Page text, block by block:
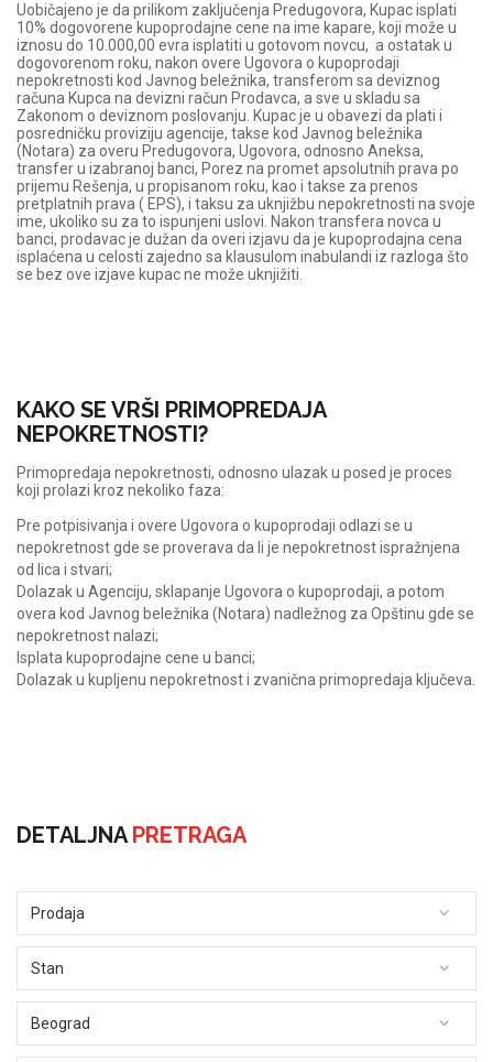
Uobičajeno je da prilikom zaključenja Predugovora, Kupac isplati
10% dogovorene kupoprodajne cene na ime kapare, koji može u
iznosu do 10.000,00 evra isplatiti u gotovom novcu, a ostatak u
dogovorenom roku, nakon overe Ugovora o kupoprodaji
nepokretnosti kod Javnog beležnika, transferom sa deviznog
računa Kupca na devizni račun Prodavca, a sve u skladu sa
Zakonom o deviznom poslovanju. Kupac je u obavezi da plati i
posredničku proviziju agencije, takse kod Javnog beležnika
(Notara) za overu Predugovora, Ugovora, odnosno Aneksa,
transfer u izabranoj banci, Porez na promet apsolutnih prava po
prijemu Rešenja, u propisanom roku, kao i takse za prenos
pretplatnih prava ( EPS), i taksu za uknjižbu nepokretnosti na svoje
ime, ukoliko su za to ispunjeni uslovi. Nakon transfera novca u
banci, prodavac je dužan da overi izjavu da je kupoprodajna cena
isplaćena u celosti zajedno sa klausulom inabulandi iz razloga što
se bez ove izjave kupac ne može uknjižiti.
KAKO SE VRŠI PRIMOPREDAJA
NEPOKRETNOSTI?
Primopredaja nepokretnosti, odnosno ulazak u posed je proces
koji prolazi kroz nekoliko faza:
Pre potpisivanja i overe Ugovora o kupoprodaji odlazi se u
nepokretnost gde se proverava da li je nepokretnost ispražnjena
od lica i stvari;
Dolazak u Agenciju, sklapanje Ugovora o kupoprodaji, a potom
overa kod Javnog beležnika (Notara) nadležnog za Opštinu gde se
nepokretnost nalazi;
Isplata kupoprodajne cene u banci;
Dolazak u kupljenu nepokretnost i zvanična primopredaja ključeva.
DETALJNAPRETRAGA
Prodaja
Stan
Beograd